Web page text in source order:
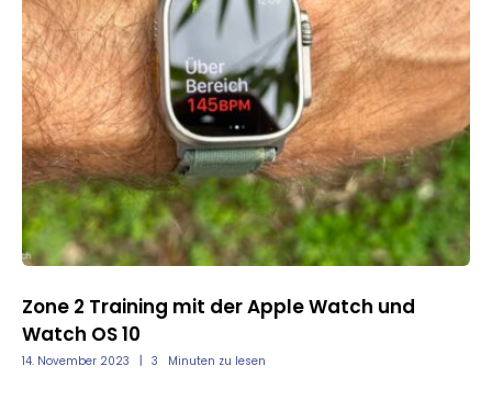
Zone 2 Training mit der Apple Watch und
Watch OS 10
14. November 2023 3 Minuten zu lesen